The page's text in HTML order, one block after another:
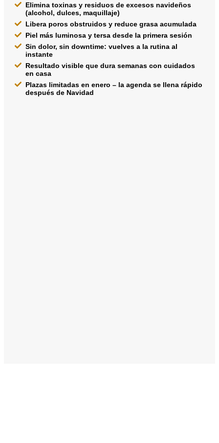
Elimina toxinas y residuos de excesos navideños
(alcohol, dulces, maquillaje)
Libera poros obstruidos y reduce grasa acumulada
Piel más luminosa y tersa desde la primera sesión
Sin dolor, sin downtime: vuelves a la rutina al
instante
Resultado visible que dura semanas con cuidados
en casa
Plazas limitadas en enero – la agenda se llena rápido
después de Navidad